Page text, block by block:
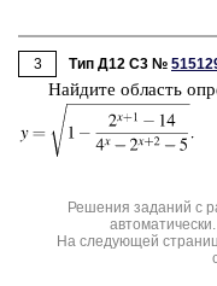
3 Тип Д12 C3 №
Най­ди­те об­ласть
Решения заданий с
На следующей